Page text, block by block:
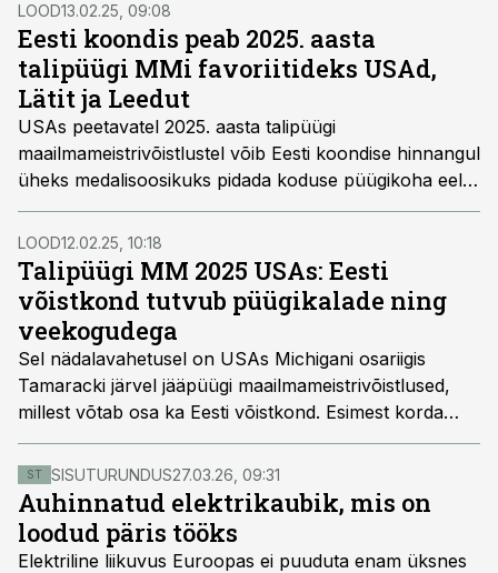
LOOD13.02.25, 09:08
Eesti koondis peab 2025. aasta
talipüügi MMi favoriitideks USAd,
Lätit ja Leedut
USAs peetavatel 2025. aasta talipüügi
maailmameistrivõistlustel võib Eesti koondise hinnangul
üheks medalisoosikuks pidada koduse püügikoha eelist
omavat USA võistkonda. Head tulemust pakuvad
eestlased ka lõunanaabritele Lätile ja Leedule.
LOOD12.02.25, 10:18
Talipüügi MM 2025 USAs: Eesti
võistkond tutvub püügikalade ning
veekogudega
Sel nädalavahetusel on USAs Michigani osariigis
Tamaracki järvel jääpüügi maailmameistrivõistlused,
millest võtab osa ka Eesti võistkond. Esimest korda
talipüügi MMi ajaloos on kasutusel „püüa ja vabasta“
reegel.
ST SISUTURUNDUS27.03.26, 09:31
Auhinnatud elektrikaubik, mis on
loodud päris tööks
Elektriline liikuvus Euroopas ei puuduta enam üksnes